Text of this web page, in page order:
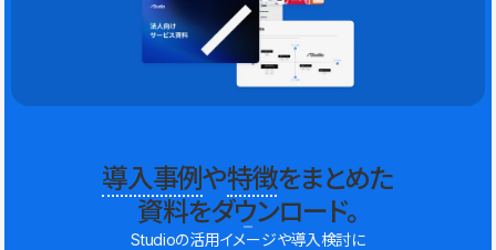
導入事例や特徴をまとめた
資料をダウンロード。
Studioの活用イメージや導入検討に